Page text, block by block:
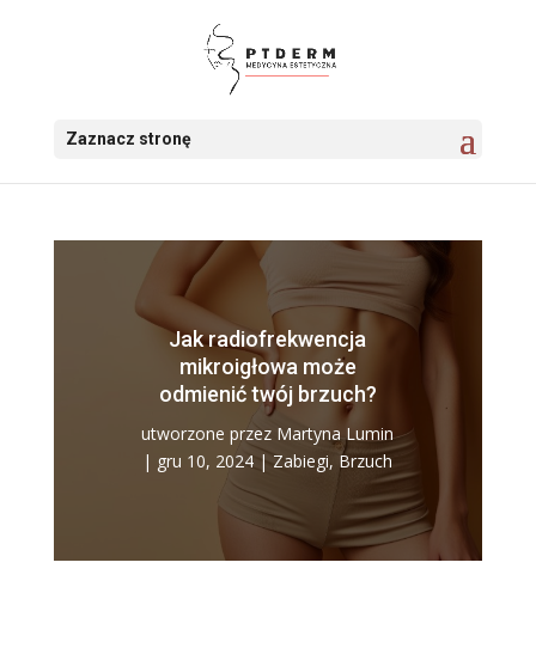
Zaznacz stronę
Jak radiofrekwencja
mikroigłowa może
odmienić twój brzuch?
utworzone przez Martyna Lumin
| gru 10, 2024 | Zabiegi, Brzuch